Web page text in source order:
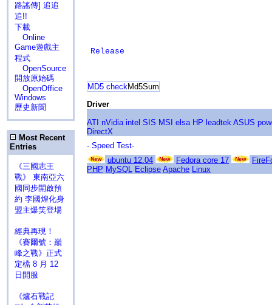
路謠傳] 追追
追!!
下載
Online
Game遊戲主
程式
OpenSource
開放原始碼
OpenOffice
Windows
歷史新聞
Most Recent
Entries
《三國志王
戰》 東南亞六
國同步開啟預
約 李國煌化身
盟主爆笑登場
經典再現！
《賽爾號：巔
峰之戰》正式
定檔 8 月 12
日開服
《爐石戰記
Release
MD5 checkMd5Sum
Driver
ATI nVidia intel SIS MSI elsa HP leadtek ASUS
DirectX
- Speed Test-
ubuntu 12.04
Fedora core 17
PHP MySQL Eclipse Apache Linux